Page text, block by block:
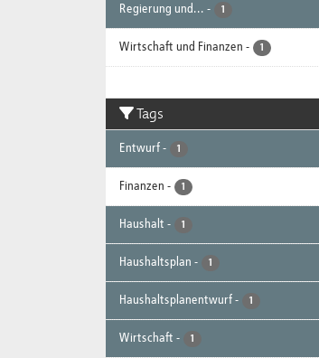
Regierung und... - 1
Wirtschaft und Finanzen - 1
Tags
Entwurf - 1
Finanzen - 1
Haushalt - 1
Haushaltsplan - 1
Haushaltsplanentwurf - 1
Wirtschaft - 1